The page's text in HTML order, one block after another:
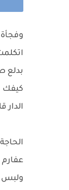
بدلع
كيفك
الدار
ولبس